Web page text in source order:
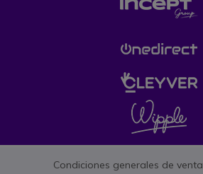
Condiciones generales de venta